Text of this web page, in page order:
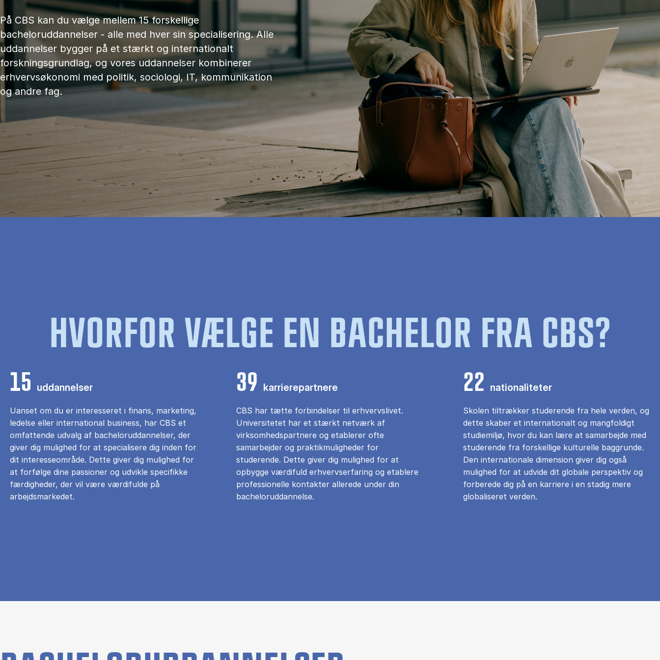
På CBS kan du vælge mellem 15 forskellige
bacheloruddannelser - alle med hver sin specialisering. Alle
uddannelser bygger på et stærkt og internationalt
forskningsgrundlag, og vores uddannelser kombinerer
erhvervsøkonomi med politik, sociologi, IT, kommunikation
og andre fag.
HVORFOR VÆLGE EN BACHELOR FRA CBS?
15 uddannelser
Uanset om du er interesseret i finans, marketing,
ledelse eller international business, har CBS et
omfattende udvalg af bacheloruddannelser, der
giver dig mulighed for at specialisere dig inden for
dit interesseområde. Dette giver dig mulighed for
at forfølge dine passioner og udvikle specifikke
færdigheder, der vil være værdifulde på
arbejdsmarkedet.
39 karrierepartnere
CBS har tætte forbindelser til erhvervslivet.
Universitetet har et stærkt netværk af
virksomhedspartnere og etablerer ofte
samarbejder og praktikmuligheder for
studerende. Dette giver dig mulighed for at
opbygge værdifuld erhvervserfaring og etablere
professionelle kontakter allerede under din
bacheloruddannelse.
22 nationaliteter
Skolen tiltrækker studerende fra hele verden, og
dette skaber et internationalt og mangfoldigt
studiemiljø, hvor du kan lære at samarbejde med
studerende fra forskellige kulturelle baggrunde.
Den internationale dimension giver dig også
mulighed for at udvide dit globale perspektiv og
forberede dig på en karriere i en stadig mere
globaliseret verden.